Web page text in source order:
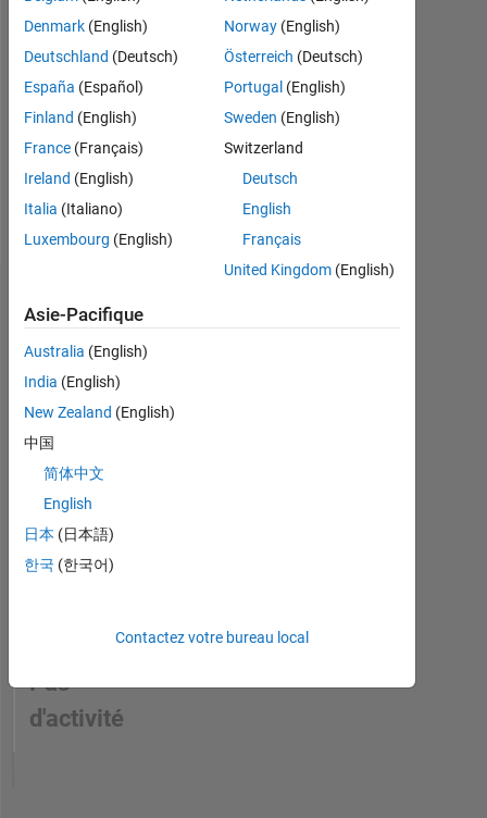
Follow
Message
I'm
a
Qualification
Engineer
at
MathWorks.
the
development
team
to
the
overall
quality
our
products.
My
plus
Feeds
Pas
d'activité
Denmark (English)
Deutschland (Deutsch)
España (Español)
Finland (English)
France (Français)
Ireland (English)
Italia (Italiano)
Luxembourg (English)
Norway(English)
Österreich (Deutsch)
Portugal (English)
Sweden (English)
Switzerland
Deutsch
English
Français
United Kingdom(English)
Asie-Pacifique
Australia (English)
India (English)
New Zealand (English)
中国
简体中文
English
日本 (日本語)
한국 (한국어)
Contactez votre bureau local